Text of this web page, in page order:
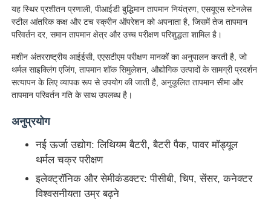
होम
उत्पाद
हमारे बारे में
यह स्थिर प्रशीतन प्रणाली, पीआईडी ​​बुद्धिमान तापमान नियंत्रण, एसयूएस स्टेनलेस
स्टील आंतरिक कक्ष और टच स्क्रीन ऑपरेशन को अपनाता है, जिसमें तेज तापमान
परिवर्तन दर, समान तापमान क्षेत्र और उच्च परीक्षण परिशुद्धता शामिल है।
मशीन अंतरराष्ट्रीय आईईसी, एएसटीएम परीक्षण मानकों का अनुपालन करती है, जो
थर्मल साइक्लिंग एजिंग, तापमान शॉक सिमुलेशन, औद्योगिक उत्पादों के सामग्री प्रदर्शन
सत्यापन के लिए व्यापक रूप से उपयोग की जाती है, अनुकूलित तापमान सीमा और
तापमान परिवर्तन गति के साथ उपलब्ध है।
अनुप्रयोग
नई ऊर्जा उद्योग: लिथियम बैटरी, बैटरी पैक, पावर मॉड्यूल
थर्मल चक्र परीक्षण
इलेक्ट्रॉनिक और सेमीकंडक्टर: पीसीबी, चिप, सेंसर, कनेक्टर
विश्वसनीयता उम्र बढ़ने